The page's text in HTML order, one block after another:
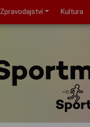
Zpravodajství Kultura